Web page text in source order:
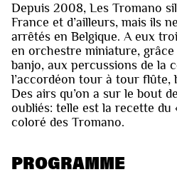
Depuis 2008, Les Tromano
France et d’ailleurs, mais ils
arrêtés en Belgique. A eux
en orchestre miniature,
banjo, aux percussions de la
l’accordéon tour à tour flûte,
Des airs qu’on a sur le bout
oubliés: telle est la recette du
coloré des Tromano.
PROGRAMME